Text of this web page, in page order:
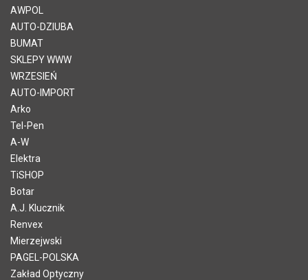
AWPOL
AUTO-DZIUBA
BUMAT
SKLEPY WWW
WRZESIEŃ
AUTO-IMPORT
Arko
Tel-Pen
A-W
Elektra
TiSHOP
Botar
A.J. Klucznik
Renvex
Mierzejwski
PAGEL-POLSKA
Zakład Optyczny